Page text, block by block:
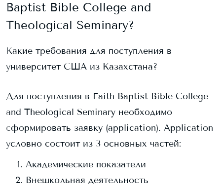
Baptist Bible College and
Theological Seminary?
Какие требования для поступления в
университет США из Казахстана?
Для поступления в Faith Baptist Bible College
and Theological Seminary необходимо
сформировать заявку (application). Application
условно состоит из 3 основных частей:
Академические показатели
Внешкольная деятельность